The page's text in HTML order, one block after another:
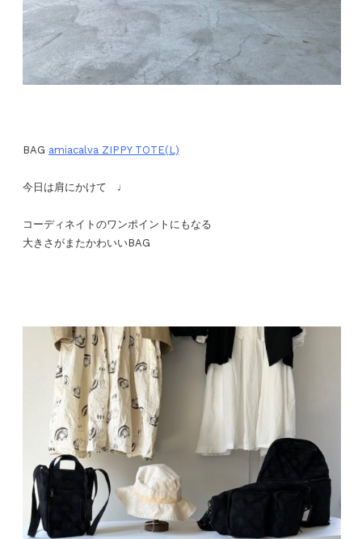
BAG amiacalva ZIPPY TOTE(L)
今日は肩にかけて ♩
コーディネイトのワンポイントにもなる
大きさがまたかわいいBAG